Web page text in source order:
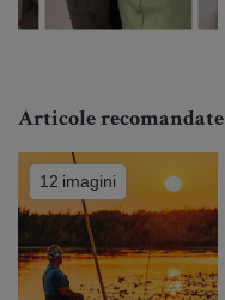
Articole recomandate
12 imagini